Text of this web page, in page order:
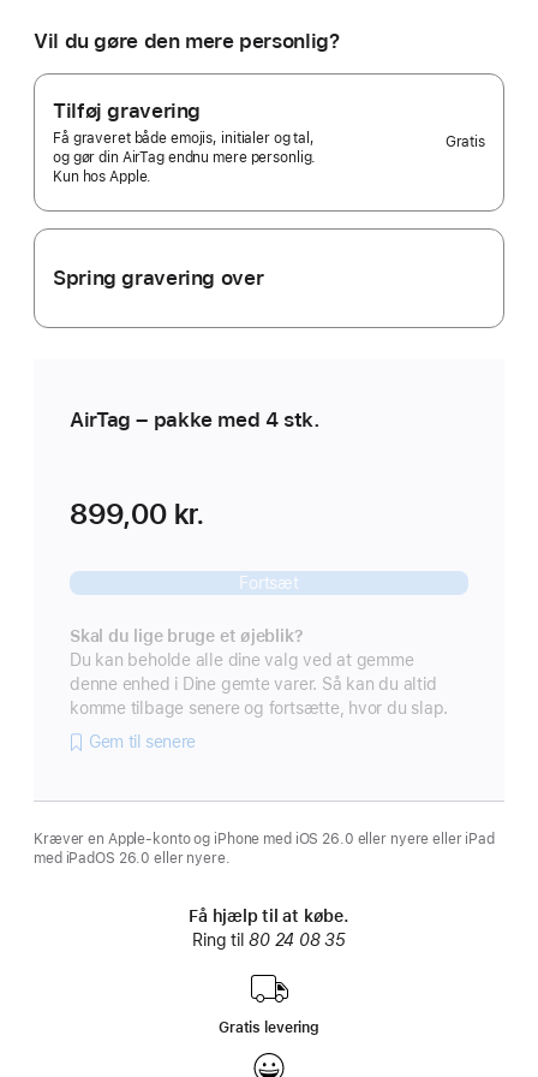
have?
Pakke
med
4 stk.
Selected)
Vil du gøre den mere personlig?
Tilføj gravering
Få graveret både emojis, initialer og tal,
og gør din AirTag endnu mere personlig.
Kun hos Apple.
Gratis
Spring gravering over
AirTag – pakke med 4 stk.
899,00 kr.
Fortsæt
Skal du lige bruge et øjeblik?
Du kan beholde alle dine valg ved at gemme
denne enhed i Dine gemte varer. Så kan du altid
komme tilbage senere og fortsætte, hvor du slap.
Gem til senere
Kræver en Apple-konto og iPhone med iOS 26.0 eller nyere eller iPad
med iPadOS 26.0 eller nyere.
Få hjælp til at købe.
Ring til80 24 08 35
Gratis levering